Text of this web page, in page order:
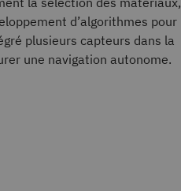
d’algorithmes pour
plusieurs capteurs dans la
une navigation autonome.